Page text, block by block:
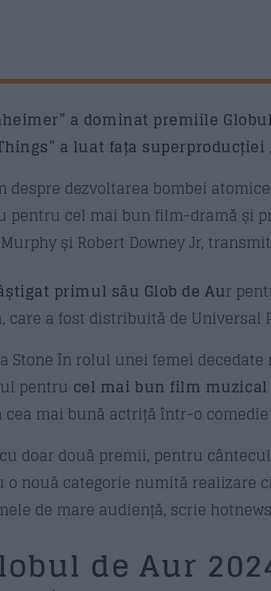
a dominat premiile
a luat fața superproducției
despre dezvoltarea bombei
cel mai bun film-dramă și
și Robert Downey Jr,
primul său Glob de Aur
care a fost distribuită de Universal
Stone în rolul unei femei
pentru cel mai bun film muzical
cea mai bună actriță într-o
doar două premii, pentru cântecul
nouă categorie numită realizare
de mare audiență, scrie
de Aur